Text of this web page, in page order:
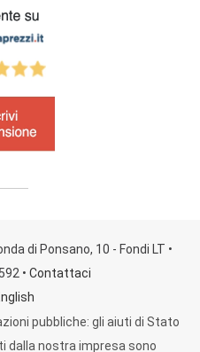
di Ponsano, 10 - Fondi LT •
• Contattaci
pubbliche: gli aiuti di Stato
dalla nostra impresa sono